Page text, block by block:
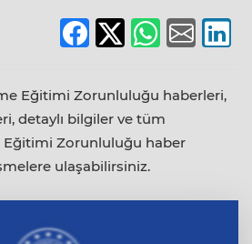
Eğitimi Zorunluluğu haberleri,
detaylı bilgiler ve tüm
Eğitimi Zorunluluğu haber
ulaşabilirsiniz.